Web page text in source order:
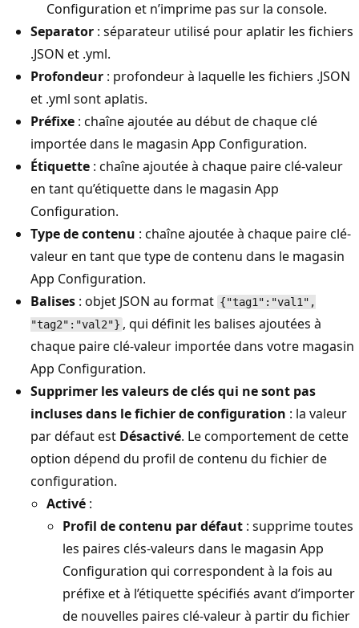
Configuration et n’imprime pas sur la console.
Separator : séparateur utilisé pour aplatir les fichiers
.JSON et .yml.
Profondeur : profondeur à laquelle les fichiers .JSON
et .yml sont aplatis.
Préfixe : chaîne ajoutée au début de chaque clé
importée dans le magasin App Configuration.
Étiquette : chaîne ajoutée à chaque paire clé-valeur
en tant qu’étiquette dans le magasin App
Configuration.
Type de contenu : chaîne ajoutée à chaque paire clé-
valeur en tant que type de contenu dans le magasin
App Configuration.
Balises : objet JSON au format {"tag1":"val1",
"tag2":"val2"} , qui définit les balises ajoutées à
chaque paire clé-valeur importée dans votre magasin
App Configuration.
Supprimer les valeurs de clés qui ne sont pas
incluses dans le fichier de configuration : la valeur
par défaut est Désactivé. Le comportement de cette
option dépend du profil de contenu du fichier de
configuration.
Activé :
Profil de contenu par défaut : supprime toutes
les paires clés-valeurs dans le magasin App
Configuration qui correspondent à la fois au
préfixe et à l’étiquette spécifiés avant d’importer
de nouvelles paires clé-valeur à partir du fichier